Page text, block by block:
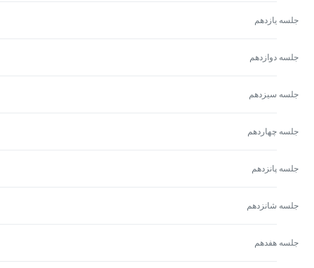
جلسه یازدهم
جلسه دوازدهم
جلسه سیزدهم
جلسه چهاردهم
جلسه پانزدهم
جلسه شانزدهم
جلسه هفدهم